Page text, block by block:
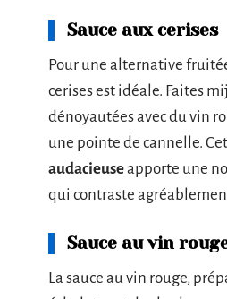
Sauce aux cerises
Pour une alternative
cerises est idéale. Faites
dénoyautées avec du vin
une pointe de cannelle.
audacieuseapporte une
qui contraste
Sauce au vin
La sauce au vin rouge,